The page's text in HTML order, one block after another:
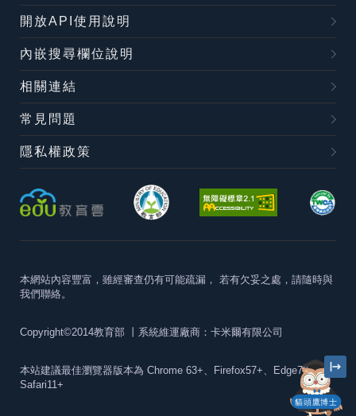
貓頭鷹博士
開放API使用說明
內嵌搜尋欄位說明
相關連結
常見問題
隱私權政策
本網站內容豐富，雖經審查仍有可能疏漏， 若有欠妥之處，請隨時與
我們聯絡。
Copyright©2014教育部 丨系統維運廠商：卡米爾有限公司
本站建議最佳瀏覽器版本為 Chrome 63+、Firefox57+、Edge79+及
Safari11+